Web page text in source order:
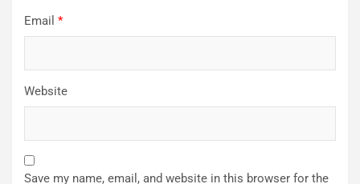
Email *
Website
Save my name, email, and website in this browser for the